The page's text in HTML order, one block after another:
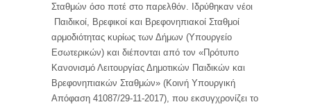
Σταθμών όσο ποτέ στο παρελθόν. Ιδρύθηκαν νέοι
Παιδικοί, Βρεφικοί και Βρεφονηπιακοί Σταθμοί
αρμοδιότητας κυρίως των Δήμων (Υπουργείο
Εσωτερικών) και διέπονται από τον «Πρότυπο
Κανονισμό Λειτουργίας Δημοτικών Παιδικών και
Βρεφονηπιακών Σταθμών» (Κοινή Υπουργική
Απόφαση 41087/29-11-2017), που εκσυγχρονίζει το